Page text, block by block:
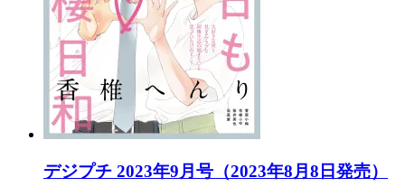
デジプチ 2023年9月号（2023年8月8日発売）